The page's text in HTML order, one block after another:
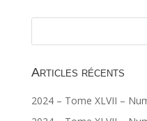
Articles récents
2024 – Tome XLVII –